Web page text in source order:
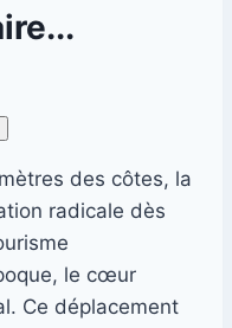
des côtes, la
radicale dès
le cœur
Ce déplacement